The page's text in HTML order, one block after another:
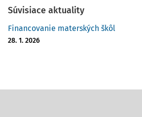
Súvisiace aktuality
Financovanie materských škôl
28. 1. 2026